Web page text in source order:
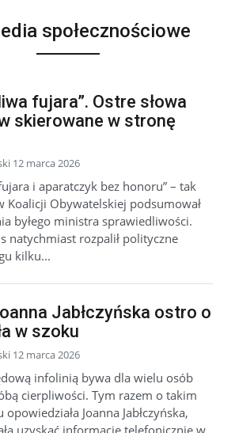
społecznościowe
fujara”. Ostre słowa
skierowane w stronę
12 marca 2026
i aparatczyk bez honoru” – tak
Koalicji Obywatelskiej podsumował
byłego ministra sprawiedliwości.
natychmiast rozpalił polityczne
kilku...
Jabłczyńska ostro o
w szoku
12 marca 2026
infolinią bywa dla wielu osób
cierpliwości. Tym razem o takim
Joanna Jabłczyńska,
uzyskać informacje telefonicznie w